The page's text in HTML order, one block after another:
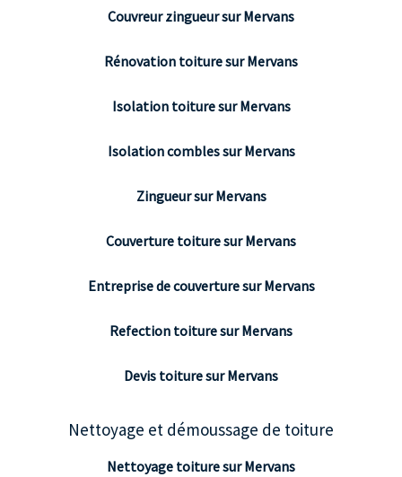
Couvreur zingueur sur Mervans
Rénovation toiture sur Mervans
Isolation toiture sur Mervans
Isolation combles sur Mervans
Zingueur sur Mervans
Couverture toiture sur Mervans
Entreprise de couverture sur Mervans
Refection toiture sur Mervans
Devis toiture sur Mervans
Nettoyage et démoussage de toiture
Nettoyage toiture sur Mervans